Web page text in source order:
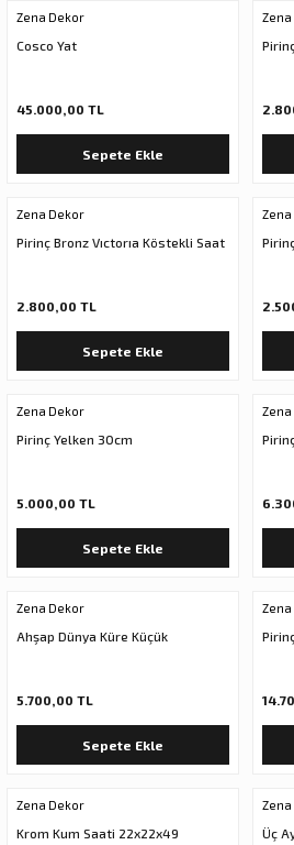
Zena Dekor
Cosco Yat
45.000,00 TL
Sepete Ekle
Zena Dekor
Pirinç Bronz Vıctorıa Köstekli Saat
2.800,00 TL
Sepete Ekle
Zena Dekor
Pirinç Yelken 30cm
5.000,00 TL
Sepete Ekle
Zena Dekor
Ahşap Dünya Küre Küçük
5.700,00 TL
Sepete Ekle
Zena Dekor
Krom Kum Saati 22x22x49 Üç